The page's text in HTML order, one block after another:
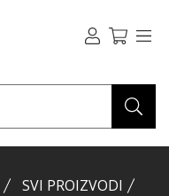
SVI PROIZVODI